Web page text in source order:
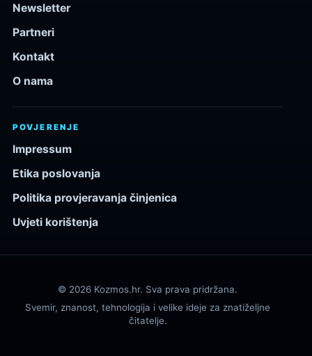
Newsletter
Partneri
Kontakt
O nama
POVJERENJE
Impressum
Etika poslovanja
Politika provjeravanja činjenica
Uvjeti korištenja
© 2026 Kozmos.hr. Sva prava pridržana.
Svemir, znanost, tehnologija i velike ideje za znatiželjne
čitatelje.